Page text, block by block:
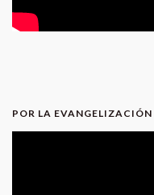
POR LA